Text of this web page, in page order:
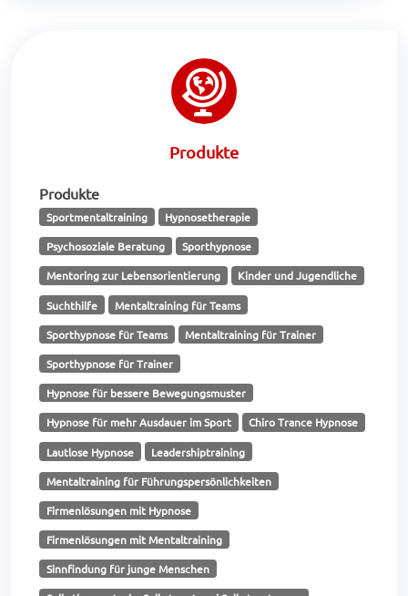
Produkte
Produkte
Sportmentaltraining Hypnosetherapie
Psychosoziale Beratung Sporthypnose
Mentoring zur Lebensorientierung Kinder und Jugendliche
Suchthilfe Mentaltraining für Teams
Sporthypnose für Teams Mentaltraining für Trainer
Sporthypnose für Trainer
Hypnose für bessere Bewegungsmuster
Hypnose für mehr Ausdauer im Sport Chiro Trance Hypnose
Lautlose Hypnose Leadershiptraining
Mentaltraining für Führungspersönlichkeiten
Firmenlösungen mit Hypnose
Firmenlösungen mit Mentaltraining
Sinnfindung für junge Menschen